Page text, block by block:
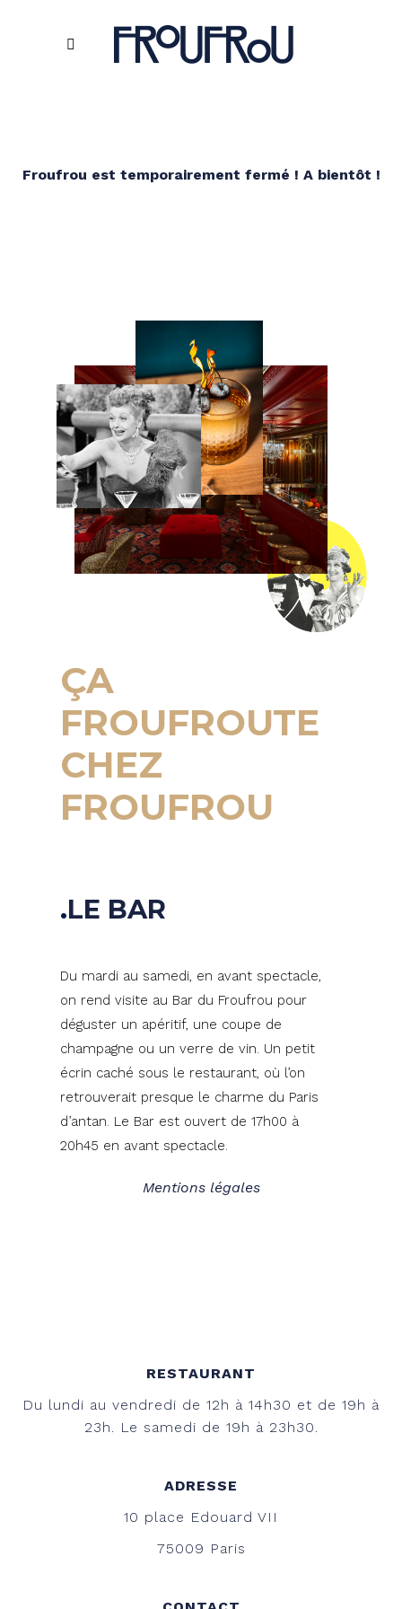
Froufrou est temporairement fermé ! A bientôt !
ÇA
FROUFROUTE
CHEZ
FROUFROU
LE BAR
Du mardi au samedi, en avant spectacle,
on rend visite au Bar du Froufrou pour
déguster un apéritif, une coupe de
champagne ou un verre de vin. Un petit
écrin caché sous le restaurant, où l’on
retrouverait presque le charme du Paris
d’antan. Le Bar est ouvert de 17h00 à
20h45 en avant spectacle.
Mentions légales
RESTAURANT
Du lundi au vendredi de 12h à 14h30 et de 19h à
23h. Le samedi de 19h à 23h30.
ADRESSE
10 place Edouard VII
75009 Paris